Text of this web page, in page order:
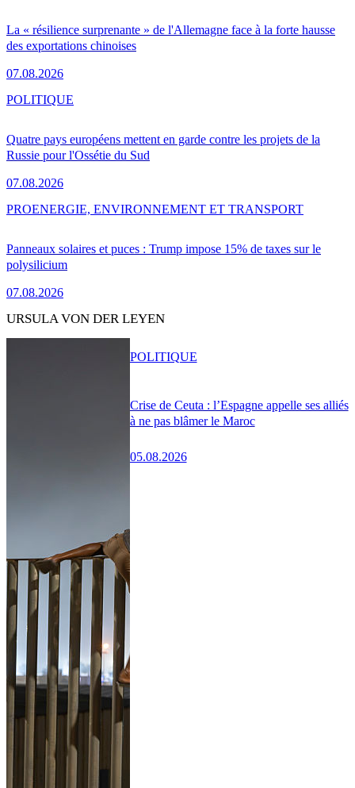
La « résilience surprenante » de l'Allemagne face à la forte hausse
des exportations chinoises
07.08.2026
Quatre pays européens mettent en garde contre les projets de la
Russie pour l'Ossétie du Sud
07.08.2026
POLITIQUE
Panneaux solaires et puces : Trump impose 15% de taxes sur le
polysilicium
07.08.2026
PROENERGIE, ENVIRONNEMENT ET TRANSPORT
URSULA VON DER LEYEN
Crise de Ceuta : l’Espagne appelle ses alliés
à ne pas blâmer le Maroc
05.08.2026
POLITIQUE